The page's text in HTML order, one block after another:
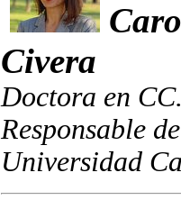
Civera
Doctora en
Responsable
Universidad